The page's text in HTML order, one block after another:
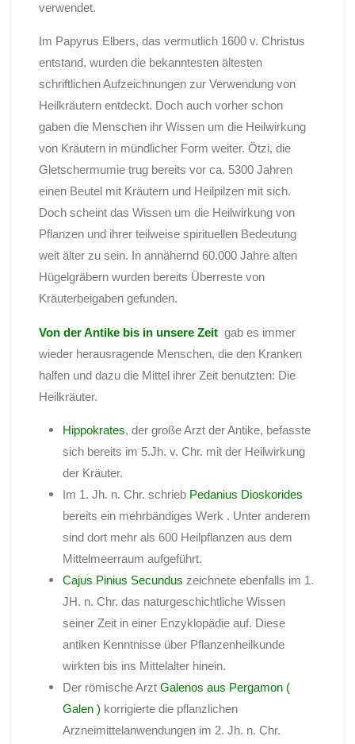
verwendet.
Im Papyrus Elbers, das vermutlich 1600 v. Christus
entstand, wurden die bekanntesten ältesten
schriftlichen Aufzeichnungen zur Verwendung von
Heilkräutern entdeckt. Doch auch vorher schon
gaben die Menschen ihr Wissen um die Heilwirkung
von Kräutern in mündlicher Form weiter. Ötzi, die
Gletschermumie trug bereits vor ca. 5300 Jahren
einen Beutel mit Kräutern und Heilpilzen mit sich.
Doch scheint das Wissen um die Heilwirkung von
Pflanzen und ihrer teilweise spirituellen Bedeutung
weit älter zu sein. In annähernd 60.000 Jahre alten
Hügelgräbern wurden bereits Überreste von
Kräuterbeigaben gefunden.
Von der Antike bis in unsere Zeit gab es immer
wieder herausragende Menschen, die den Kranken
halfen und dazu die Mittel ihrer Zeit benutzten: Die
Heilkräuter.
Hippokrates, der große Arzt der Antike, befasste
sich bereits im 5.Jh. v. Chr. mit der Heilwirkung
der Kräuter.
Im 1. Jh. n. Chr. schrieb Pedanius Dioskorides
bereits ein mehrbändiges Werk . Unter anderem
sind dort mehr als 600 Heilpflanzen aus dem
Mittelmeerraum aufgeführt.
Cajus Pinius Secundus zeichnete ebenfalls im 1.
JH. n. Chr. das naturgeschichtliche Wissen
seiner Zeit in einer Enzyklopädie auf. Diese
antiken Kenntnisse über Pflanzenheilkunde
wirkten bis ins Mittelalter hinein.
Der römische ArztGalenos aus Pergamon (
Galen ) korrigierte die pflanzlichen
Arzneimittelanwendungen im 2. Jh. n. Chr.